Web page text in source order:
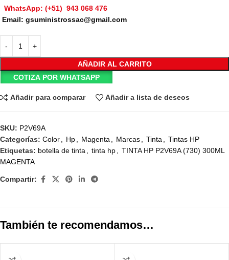
WhatsApp: (+51) 943 068 476
Email: gsuministrossac@gmail.com
AÑADIR AL CARRITO
COTIZA POR WHATSAPP
Añadir para comparar Añadir a lista de deseos
SKU: P2V69A
Categorías: Color Hp Magenta Marcas Tinta
Tintas HP
Etiquetas: botella de tinta tinta hp
TINTA HP P2V69A (730) 300ML
MAGENTA
Compartir:
También te recomendamos…